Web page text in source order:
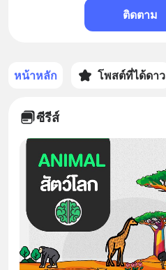
ติดตาม
หน้าหลัก โพสต์ที่ได้ดาว
ซีรีส์